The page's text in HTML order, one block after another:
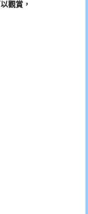
觀賞，